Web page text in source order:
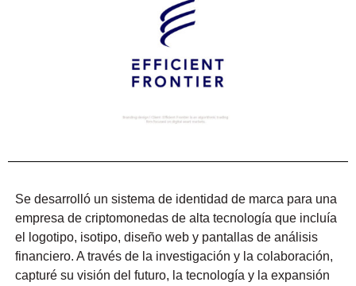
Se desarrolló un sistema de identidad de marca para una
empresa de criptomonedas de alta tecnología que incluía
el logotipo, isotipo, diseño web y pantallas de análisis
financiero. A través de la investigación y la colaboración,
capturé su visión del futuro, la tecnología y la expansión